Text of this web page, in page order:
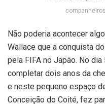
Não poderia acontecer
Wallace que a conquista
pela FIFA no Japão. No
completar dois anos da
e neste pequeno espaço
Conceição do Coité, fez